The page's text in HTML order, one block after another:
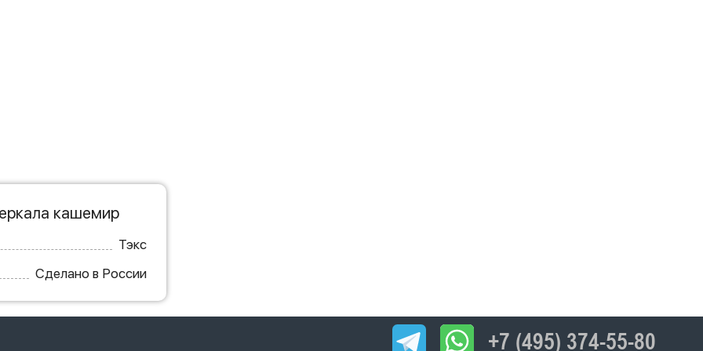
кашемир
Тэкс
Сделано в России
+7 (495) 374-55-80